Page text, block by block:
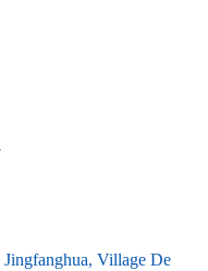
Village De